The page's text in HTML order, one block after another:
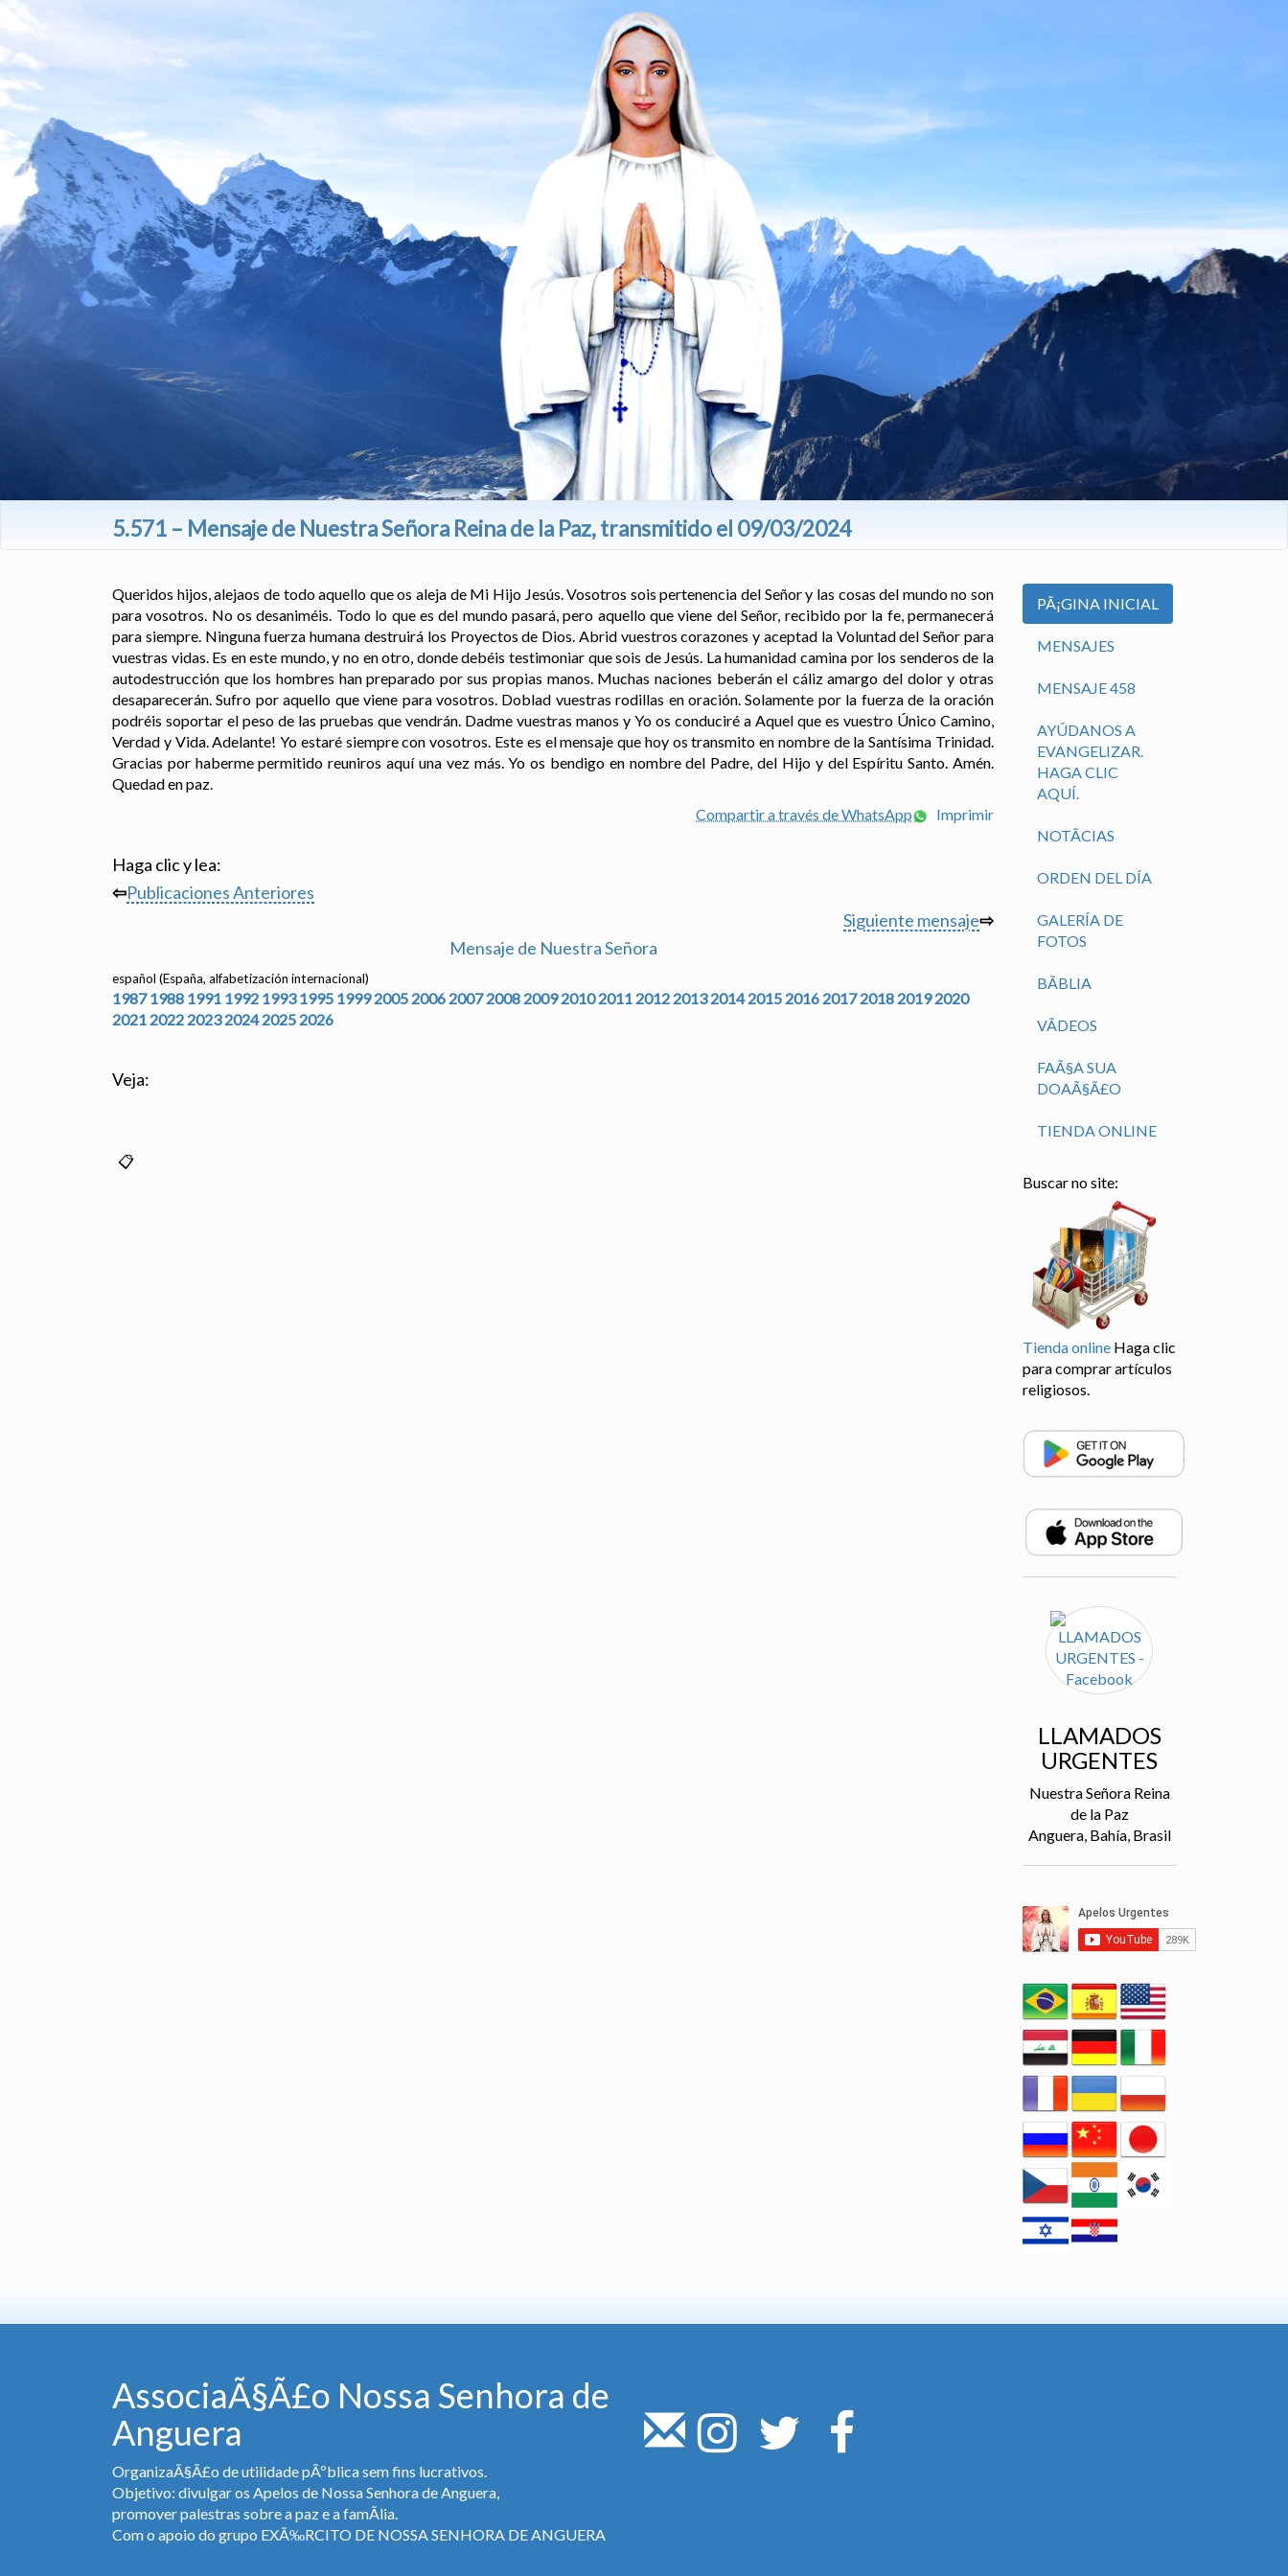
5.571 – Mensaje de Nuestra Señora Reina de la Paz, transmitido el 09/03/2024
Queridos hijos, alejaos de todo aquello que os aleja de Mi Hijo Jesús. Vosotros sois pertenencia del Señor y las cosas del mundo no son
para vosotros. No os desaniméis. Todo lo que es del mundo pasará, pero aquello que viene del Señor, recibido por la fe, permanecerá
para siempre. Ninguna fuerza humana destruirá los Proyectos de Dios. Abrid vuestros corazones y aceptad la Voluntad del Señor para
vuestras vidas. Es en este mundo, y no en otro, donde debéis testimoniar que sois de Jesús. La humanidad camina por los senderos de la
autodestrucción que los hombres han preparado por sus propias manos. Muchas naciones beberán el cáliz amargo del dolor y otras
desaparecerán. Sufro por aquello que viene para vosotros. Doblad vuestras rodillas en oración. Solamente por la fuerza de la oración
podréis soportar el peso de las pruebas que vendrán. Dadme vuestras manos y Yo os conduciré a Aquel que es vuestro Único Camino,
Verdad y Vida. Adelante! Yo estaré siempre con vosotros. Este es el mensaje que hoy os transmito en nombre de la Santísima Trinidad.
Gracias por haberme permitido reuniros aquí una vez más. Yo os bendigo en nombre del Padre, del Hijo y del Espíritu Santo. Amén.
Quedad en paz.
Compartir a través de WhatsApp
Imprimir
Haga clic y lea:
⇦Publicaciones Anteriores
Siguiente mensaje⇨
Mensaje de Nuestra Señora
español (España, alfabetización internacional)
1987 1988 1991 1992 1993 1995 1999 2005 2006 2007 2008 2009 2010 2011 2012 2013 2014 2015 2016 2017 2018 2019 2020
2021 2022 2023 2024 2025 2026
Veja:
PÃ¡GINA INICIAL
MENSAJES
MENSAJE 458
AYÚDANOS A
EVANGELIZAR.
HAGA CLIC
AQUÍ.
NOTÃ­CIAS
ORDEN DEL DÍA
GALERÍA DE
FOTOS
BÃ­BLIA
VÃ­DEOS
FAÃ§A SUA
DOAÃ§Ã£O
TIENDA ONLINE
Buscar no site:
Tienda online Haga clic
para comprar artículos
religiosos.
LLAMADOS
URGENTES
Nuestra Señora Reina
de la Paz
Anguera, Bahía, Brasil
AssociaÃ§Ã£o Nossa Senhora de
Anguera
OrganizaÃ§Ã£o de utilidade pÃºblica sem fins lucrativos.
Objetivo: divulgar os Apelos de Nossa Senhora de Anguera,
promover palestras sobre a paz e a famÃ­lia.
Com o apoio do grupo EXÃ‰RCITO DE NOSSA SENHORA DE ANGUERA